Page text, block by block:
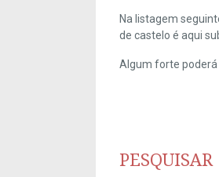
Na listagem
de castelo é aqui
Algum forte poderá
PESQUISAR